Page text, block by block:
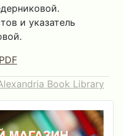
и указатель
PDF
Book Library